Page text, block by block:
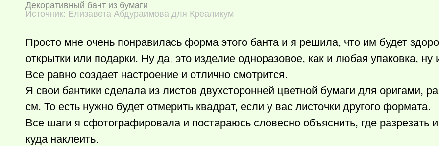
Декоративный бант из бумаги
Источник: Елизавета Абдураимова для Креаликум
Просто мне очень понравилась форма этого банта и я решила, что им будет
открытки или подарки. Ну да, это изделие одноразовое, как и любая упаковка, ну
Все равно создает настроение и отлично смотрится.
Я свои бантики сделала из листов двухсторонней цветной бумаги для оригами,
см. То есть нужно будет отмерить квадрат, если у вас листочки другого формата.
Все шаги я сфотографировала и постараюсь словесно объяснить, где разрезать
куда наклеить.